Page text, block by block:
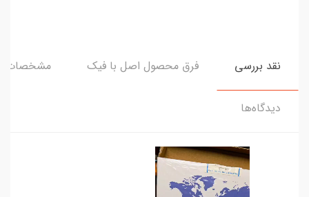
نقد بررسی فرق محصول اصل با فیک مشخصات
دیدگاه‌ها